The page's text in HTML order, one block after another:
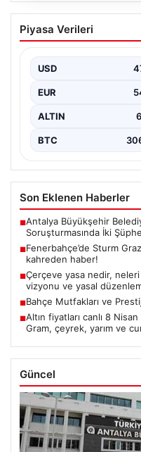
Fenerbahçe’de
Piyasa Verileri
USD
EUR
ALTIN
BTC
Son Eklenen Haberler
■Antalya Büyükşehir
Soruşturmasında İki
■Fenerbahçe’de Sturm
kahreden haber!
■Çerçeve yasa nedir, neleri
vizyonu ve yasal
■Bahçe Mutfakları ve
■Altın fiyatları canlı 8
Gram, çeyrek, yarım ve
Güncel